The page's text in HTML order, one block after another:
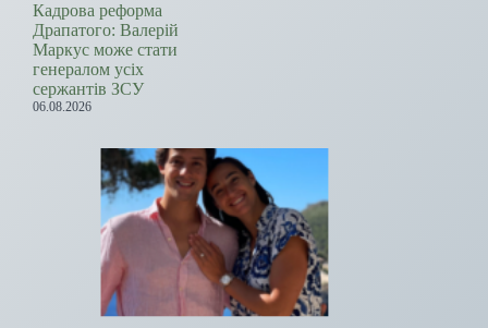
Кадрова реформа
Драпатого: Валерій
Маркус може стати
генералом усіх
сержантів ЗСУ
06.08.2026